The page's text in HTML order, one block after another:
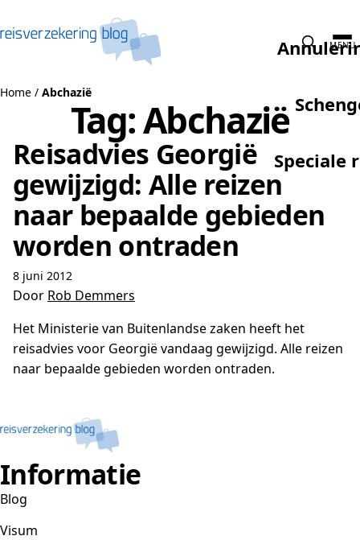
Speciale
MENU
Home / Abchazië
Tag:Abchazië
Reisadvies Georgië
gewijzigd: Alle reizen
naar bepaalde gebieden
worden ontraden
8 juni 2012
Door Rob Demmers
Het Ministerie van Buitenlandse zaken heeft het
reisadvies voor Georgië vandaag gewijzigd. Alle reizen
naar bepaalde gebieden worden ontraden.
Informatie
Blog
Visum